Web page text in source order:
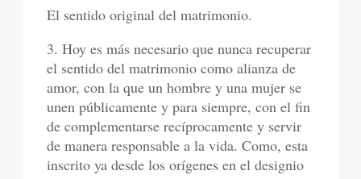
El sentido original del matrimonio.
3. Hoy es más necesario que nunca recuperar
el sentido del matrimonio como alianza de
amor, con la que un hombre y una mujer se
unen públicamente y para siempre, con el fin
de complementarse recíprocamente y servir
de manera responsable a la vida. Como, esta
inscrito ya desde los orígenes en el designio